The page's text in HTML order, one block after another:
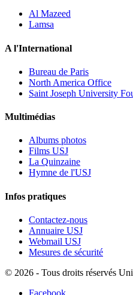
Al Mazeed
Lamsa
A l'International
Bureau de Paris
North America Office
Saint Joseph University
Multimédias
Albums photos
Films USJ
La Quinzaine
Hymne de l'USJ
Infos pratiques
Contactez-nous
Annuaire USJ
Webmail USJ
Mesures de sécurité
© 2026 - Tous droits réservés
Facebook